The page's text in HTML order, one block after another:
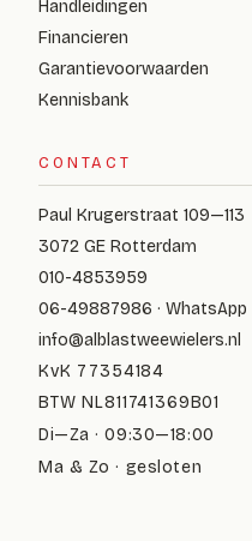
Handleidingen
Financieren
Garantievoorwaarden
Kennisbank
CONTACT
Paul Krugerstraat 109—113
3072 GE Rotterdam
010-4853959
06-49887986 · WhatsApp
info@alblastweewielers.nl
KvK 77354184
BTW NL811741369B01
Di—Za · 09:30—18:00
Ma & Zo · gesloten